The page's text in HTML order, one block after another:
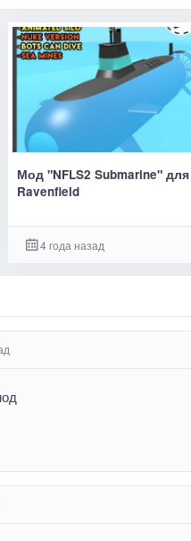
Мод "NFLS2 Submarine" для
Ravenfield
4 года назад